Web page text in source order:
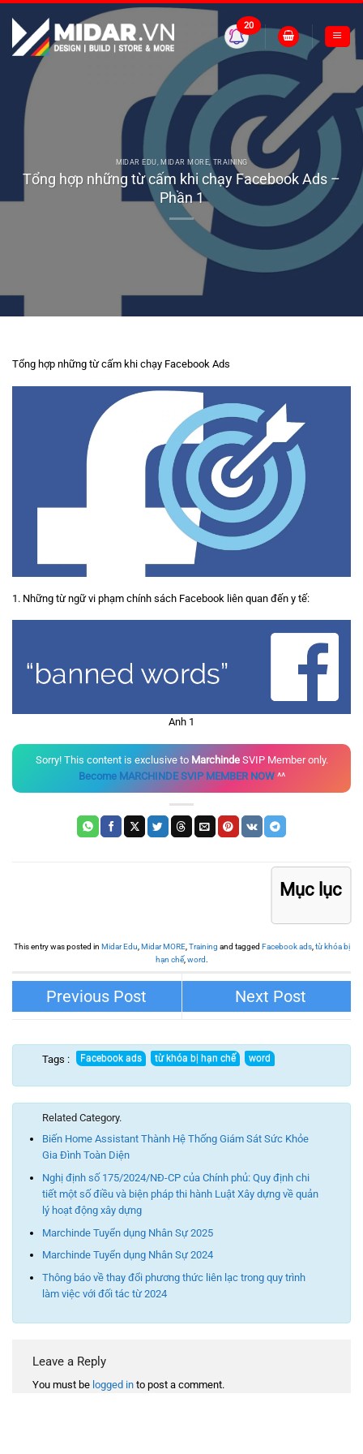
Skip
content
20
MIDAR EDU MIDAR MORE, TRAINING
Tổng hợp những từ cấm khi chạy Facebook Ads –
Phần 1
Tổng hợp những từ cấm khi chạy Facebook Ads
1. Những từ ngữ vi phạm chính sách Facebook liên quan đến y tế:
Anh 1
Sorry! This content is exclusive to MarchindeSVIP Member only.
Become MARCHINDE SVIP MEMBER NOW^^
Mục lục
This entry was posted in Midar Edu Midar MORE, Training and tagged Facebook ads, từ khóa bị
hạn chế, word
INTERIOR DESIGN
Tags :
Related Category.
Biến Home Assistant Thành Hệ Thống Giám Sát Sức Khỏe
Gia Đình Toàn Diện
Nghị định số 175/2024/NĐ-CP của Chính phủ: Quy định chi
tiết một số điều và biện pháp thi hành Luật Xây dựng về quản
lý hoạt động xây dựng
Marchinde Tuyển dụng Nhân Sự 2025
Marchinde Tuyển dụng Nhân Sự 2024
Thông báo về thay đổi phương thức liên lạc trong quy trình
làm việc với đối tác từ 2024
Leave a Reply
You must be logged in to post a comment.